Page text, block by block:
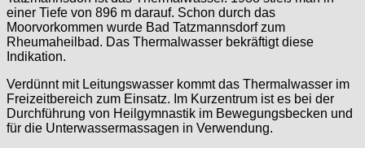
einer Tiefe von 896 m darauf. Schon durch das
Moorvorkommen wurde Bad Tatzmannsdorf zum
Rheumaheilbad. Das Thermalwasser bekräftigt diese
Indikation.
Verdünnt mit Leitungswasser kommt das Thermalwasser im
Freizeitbereich zum Einsatz. Im Kurzentrum ist es bei der
Durchführung von Heilgymnastik im Bewegungsbecken und
für die Unterwassermassagen in Verwendung.